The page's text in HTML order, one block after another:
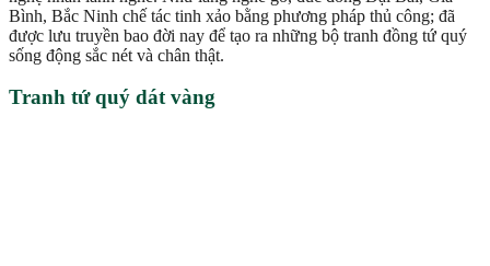
Bình, Bắc Ninh chế tác tinh xảo bằng phương pháp thủ công; đã
được lưu truyền bao đời nay để tạo ra những bộ tranh đồng tứ quý
sống động sắc nét và chân thật.
Tranh tứ quý dát vàng